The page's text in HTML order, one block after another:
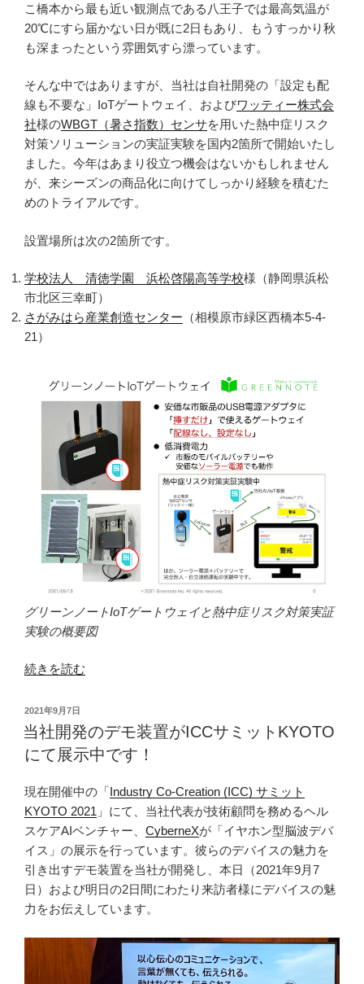
こ橋本から最も近い観測点である八王子では最高気温が
20℃にすら届かない日が既に2日もあり、もうすっかり秋
も深まったという雰囲気すら漂っています。
そんな中ではありますが、当社は自社開発の「設定も配
線も不要な」IoTゲートウェイ、およびワッティー株式会
社様のWBGT（暑さ指数）センサを用いた熱中症リスク
対策ソリューションの実証実験を国内2箇所で開始いたし
ました。今年はあまり役立つ機会はないかもしれません
が、来シーズンの商品化に向けてしっかり経験を積むた
めのトライアルです。
設置場所は次の2箇所です。
学校法人 清徳学園 浜松啓陽高等学校様（静岡県浜松
市北区三幸町）
さがみはら産業創造センター （相模原市緑区西橋本5-4-
21）
グリーンノートIoTゲートウェイと熱中症リスク対策実証
実験の概要図
“今
で
す
が
「熱
中
症
リ
ス
ク
対
策
証
続きを読む
投
稿
日:
2021年9月7日
当社開発のデモ装置がICCサミットKYOTO
にて展示中です！
現在開催中の「Industry Co-Creation (ICC) サミット
KYOTO 2021 」にて、当社代表が技術顧問を務めるヘル
スケアAIベンチャー、 CyberneXが「イヤホン型脳波デバ
イス」の展示を行っています。彼らのデバイスの魅力を
引き出すデモ装置を当社が開発し、本日（2021年9月7
日）および明日の2日間にわたり来訪者様にデバイスの魅
力をお伝えしています。